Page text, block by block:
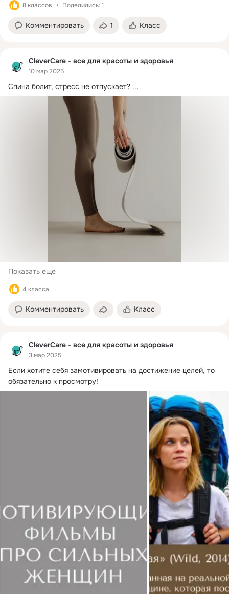
8 классов Поделились: 1
Комментировать 1 Класс
CleverCare - все для красоты и здоровья
10 мар 2025
Спина болит, стресс не отпускает? ...
Показать еще
4 класса
Комментировать Класс
CleverCare - все для красоты и здоровья
3 мар 2025
Если хотите себя замотивировать на достижение целей, то
обязательно к просмотру!